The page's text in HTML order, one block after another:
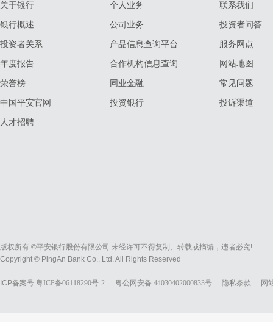
关于银行
银行概述
投资者关系
年度报告
荣誉榜
中国平安官网
人才招聘
个人业务
公司业务
产品信息查询平台
合作机构信息查询
同业金融
投资银行
联系我们
投资者问答
服务网点
网站地图
常见问题
投诉渠道
版权所有 ©平安银行股份有限公司 未经许可不得复制、转载或摘编，违者必究!
Copyright © PingAn Bank Co., Ltd. All Rights Reserved
ICP备案号 粤ICP备06118290号-2 粤公网安备 44030402000833号 隐私条款 网